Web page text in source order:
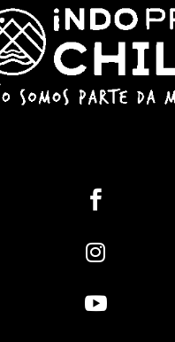


